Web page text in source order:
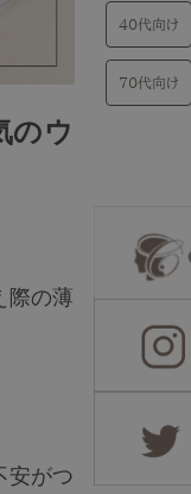
のウ
際の薄
安がつ
40代向け
70代向け